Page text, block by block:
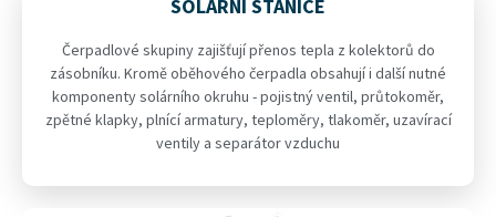
SOLÁRNÍ STANICE
Čerpadlové skupiny zajišťují přenos tepla z kolektorů do
zásobníku. Kromě oběhového čerpadla obsahují i další nutné
komponenty solárního okruhu - pojistný ventil, průtokoměr,
zpětné klapky, plnící armatury, teploměry, tlakoměr, uzavírací
ventily a separátor vzduchu